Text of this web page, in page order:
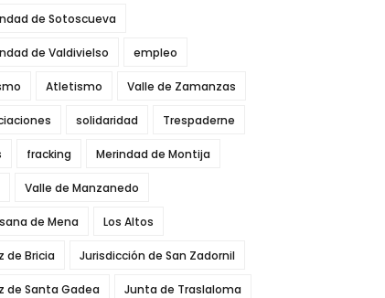
de Sotoscueva
de Valdivielso empleo
Atletismo Valle de Zamanzas
solidaridad Trespaderne
fracking Merindad de Montija
Valle de Manzanedo
de Mena Los Altos
de Bricia Jurisdicción de San Zadornil
de Santa Gadea Junta de Traslaloma